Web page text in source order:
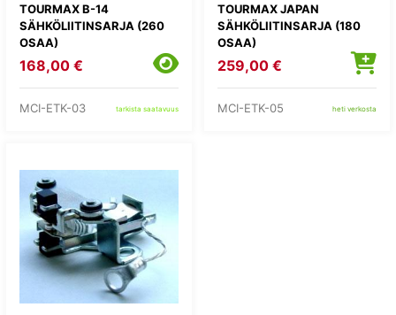
TOURMAX B-14
SÄHKÖLIITINSARJA (260
OSAA)
168,00 €
MCI-ETK-03 tarkista saatavuus
TOURMAX JAPAN
SÄHKÖLIITINSARJA (180
OSAA)
259,00 €
MCI-ETK-05 heti verkosta